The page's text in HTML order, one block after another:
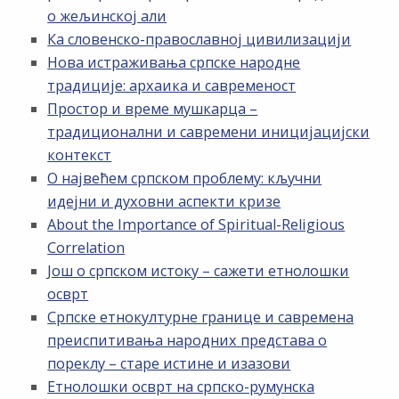
о жељинској али
Ка словенско-православној цивилизацији
Нова истраживања српске народне
традиције: архаика и савременост
Простор и време мушкарца –
традиционални и савремени иницијацијски
контекст
О највећем српском проблему: кључни
идејни и духовни аспекти кризе
About the Importance of Spiritual-Religious
Correlation
Још о српском истоку – сажети етнолошки
осврт
Српске етнокултурне границе и савремена
преиспитивања народних представа о
пореклу – старе истине и изазови
Етнолошки осврт на српско-румунска